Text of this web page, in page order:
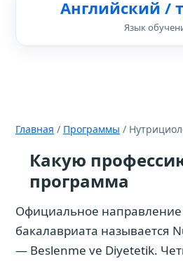
Английский /
Язык
Главная / Программы /
Какую
программа
Официальное направление
бакалавриата называется
— Beslenme ve Diyetetik.